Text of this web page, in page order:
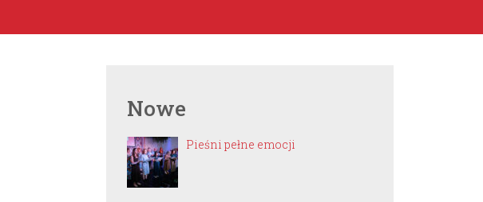
Nowe
Pieśni pełne emocji